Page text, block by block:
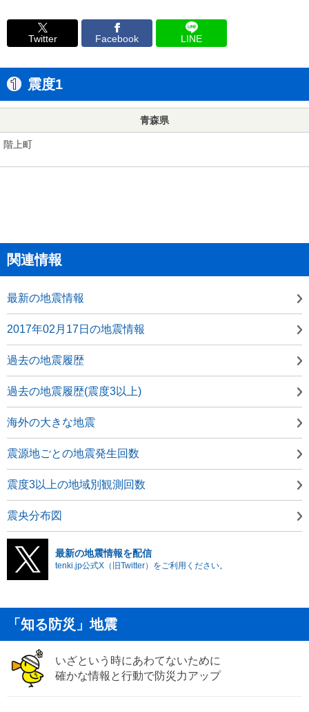
Twitter Facebook LINE
震度1
青森県
階上町
関連情報
最新の地震情報
2017年02月17日の地震情報
過去の地震履歴
過去の地震履歴(震度3以上)
海外の大きな地震
震源地ごとの地震発生回数
震度3以上の地域別観測回数
震央分布図
最新の地震情報を配信
tenki.jp公式X（旧Twitter）をご利用ください。
「知る防災」地震
いざという時にあわてないために
確かな情報と行動で防災力アップ